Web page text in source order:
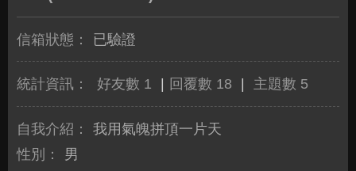
信箱狀態： 已驗證
統計資訊： 好友數 1 回覆數 18 主題數 5
自我介紹：
我用氣魄拼頂一片天
性別：
男